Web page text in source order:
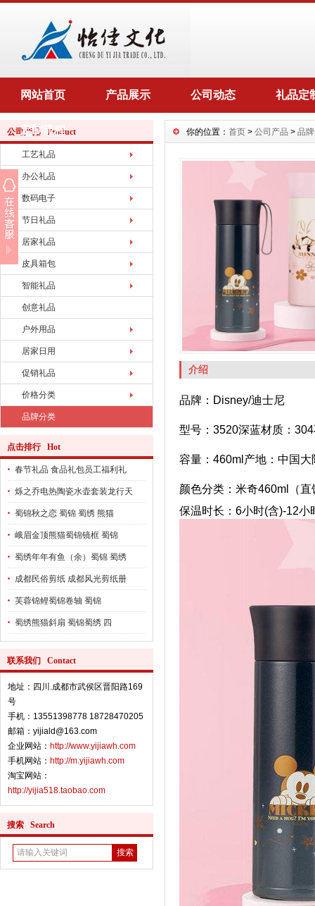
网站首页 产品展示 公司动态 礼品定
定制流程
公司产品 Product
工艺礼品
办公礼品
数码电子
节日礼品
居家礼品
皮具箱包
智能礼品
创意礼品
户外用品
居家日用
促销礼品
价格分类
品牌分类
点击排行 Hot
春节礼品 食品礼包员工福利礼
烁之乔电热陶瓷水壶套装龙行天
蜀锦秋之恋 蜀锦 蜀绣 熊猫
峨眉金顶熊猫蜀锦镜框 蜀锦
蜀绣年年有鱼（余）蜀锦 蜀绣
成都民俗剪纸 成都风光剪纸册
芙蓉锦鲤蜀锦卷轴 蜀锦
蜀绣熊猫斜扇 蜀锦蜀绣 四
联系我们 Contact
地址：四川.成都市武侯区晋阳路169
号
手机：13551398778 18728470205
邮箱：yijiald@163.com
企业网站： http://www.yijiawh.com
手机网站： http://m.yijiawh.com
淘宝网站：
http://yijia518.taobao.com
搜索 Search
你的位置： 首页 > 公司产品 > 品
介绍
品牌：Disney/迪士尼
型号：3520深蓝材质：
容量：460ml产地：中国大
颜色分类：米奇460ml（
保温时长：6小时(含)-12